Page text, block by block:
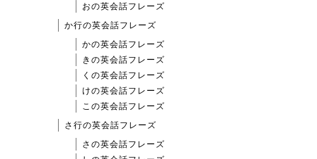
おの英会話フレーズ
か行の英会話フレーズ
かの英会話フレーズ
きの英会話フレーズ
くの英会話フレーズ
けの英会話フレーズ
この英会話フレーズ
さ行の英会話フレーズ
さの英会話フレーズ